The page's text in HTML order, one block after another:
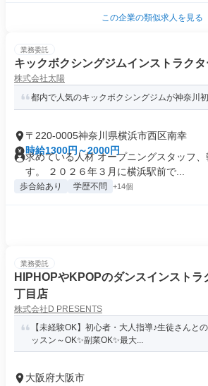
この企業の類似求人を見る
業務委託
キックボクシングジムインストラクタ
株式会社太陽
都内で人気のキックボクシングジムが神奈川
〒220-0005神奈川県横浜市西区南幸
時給1300円～2000円
求めている人材 オープニングスタッフ
す。 ２０２６年３月に横浜駅前で...
歩合給あり 学歴不問 +14個
業務委託
HIPHOPやKPOPのダンスインストラ
丁目店
株式会社D PRESENTS
【未経験OK】初心者・大人指導♪生徒さんと
ッスン～OK✨副業OK✨最大...
大阪府大阪市